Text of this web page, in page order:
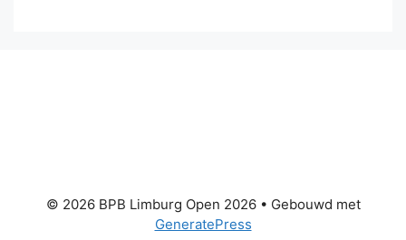
© 2026 BPB Limburg Open 2026• Gebouwd met
GeneratePress